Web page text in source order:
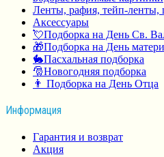
Ленты, рафия, тейп-ленты,
Аксессуары
💘Подборка на День Св.
🎁Подборка на День
🐇Пасхальная подборка
🎅Новогодняя подборка
👨 Подборка на День Отца
Информация
Гарантия и возврат
Акция